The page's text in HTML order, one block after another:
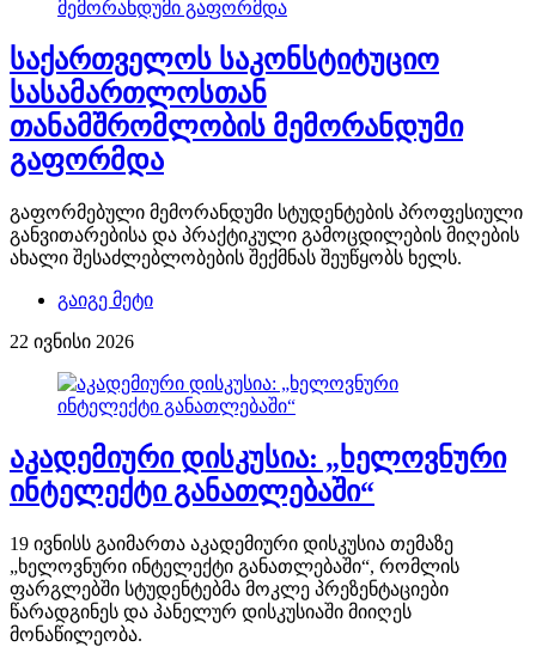
საქართველოს საკონსტიტუციო
სასამართლოსთან
თანამშრომლობის მემორანდუმი
გაფორმდა
გაფორმებული მემორანდუმი სტუდენტების პროფესიული
განვითარებისა და პრაქტიკული გამოცდილების მიღების
ახალი შესაძლებლობების შექმნას შეუწყობს ხელს.
გაიგე მეტი
22 ივნისი 2026
აკადემიური დისკუსია: „ხელოვნური
ინტელექტი განათლებაში“
19 ივნისს გაიმართა აკადემიური დისკუსია თემაზე
„ხელოვნური ინტელექტი განათლებაში“, რომლის
ფარგლებში სტუდენტებმა მოკლე პრეზენტაციები
წარადგინეს და პანელურ დისკუსიაში მიიღეს
მონაწილეობა.